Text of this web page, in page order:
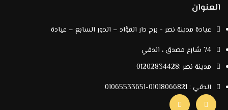
العنوان
عيادة مدينة نصر - برج دار الفؤاد – الدور السابع – عيادة
74 شارع مصدق ، الدقي
مدينة نصر :01202834428
الدقي : 01018066821
-
01065533651